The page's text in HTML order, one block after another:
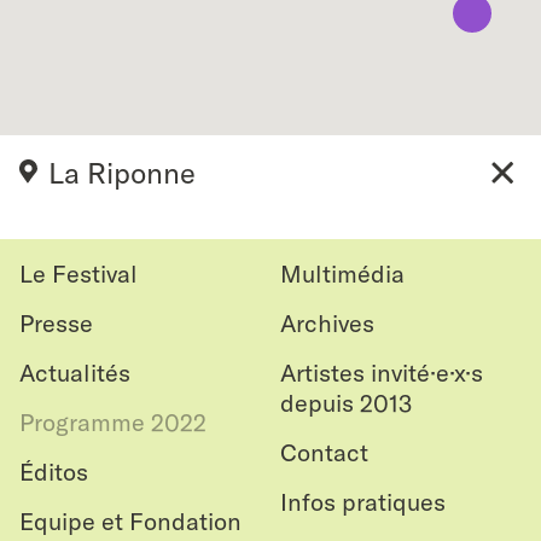
La Riponne
Le Festival
Presse
Actualités
Programme 2022
Éditos
Equipe et Fondation
Multimédia
Archives
Artistes invité·e·x·s
depuis 2013
Contact
Infos pratiques